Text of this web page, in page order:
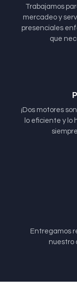
Trabajamos
mercadeo y
presenciales
que
¡Dos motores
lo eficiente y lo
Entregamos
nuestro